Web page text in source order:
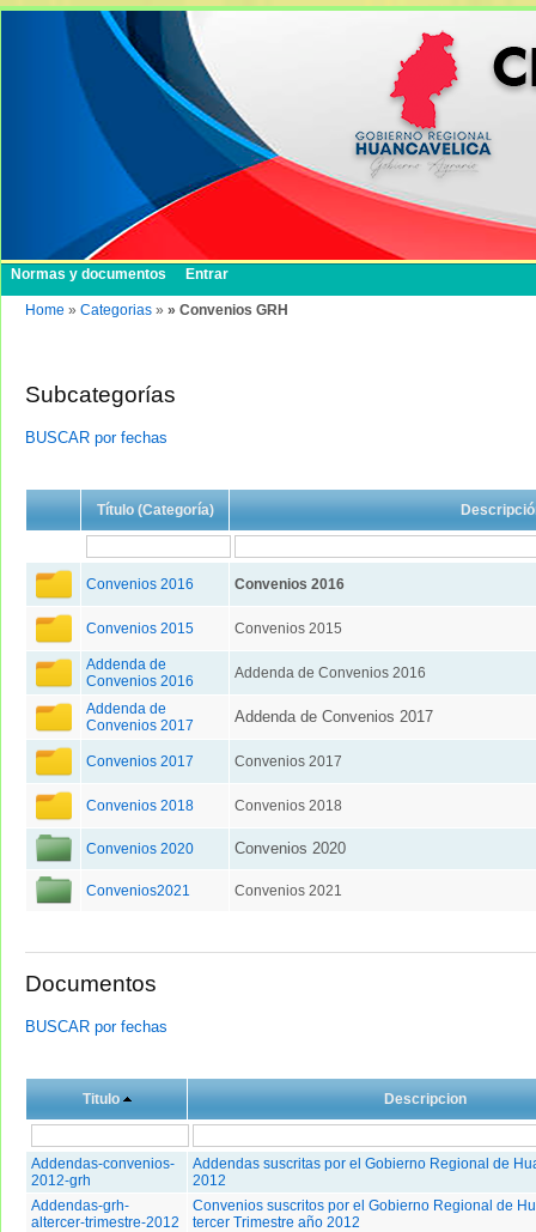
Normas y documentos Entrar
Home » Categorias » » Convenios GRH
Subcategorías
BUSCAR por fechas
Título (Categoría)
Convenios 2016 Convenios 2016
Convenios 2015 Convenios 2015
Addenda de
Convenios 2016
Addenda de Convenios 2016
Addenda de
Convenios 2017
Addenda de Convenios 2017
Convenios 2017 Convenios 2017
Convenios 2018 Convenios 2018
Convenios 2020 Convenios 2020
Convenios2021 Convenios 2021
Documentos
BUSCAR por fechas
Titulo Descripcion
Addendas-convenios-
2012-grh
Addendas suscritas por el Gobierno Regional de
2012
Addendas-grh-
altercer-trimestre-2012
Convenios suscritos por el Gobierno Regional de
tercer Trimestre año 2012